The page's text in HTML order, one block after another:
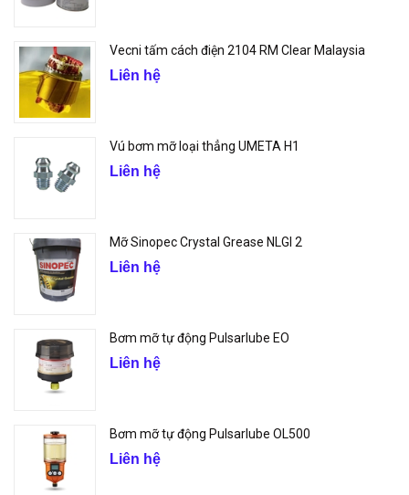
Vecni tấm cách điện 2104 RM Clear Malaysia
Liên hệ
Vú bơm mỡ loại thẳng UMETA H1
Liên hệ
Mỡ Sinopec Crystal Grease NLGI 2
Liên hệ
Bơm mỡ tự động Pulsarlube EO
Liên hệ
Bơm mỡ tự động Pulsarlube OL500
Liên hệ